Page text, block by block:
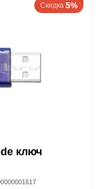
Скидка 5%
ключ